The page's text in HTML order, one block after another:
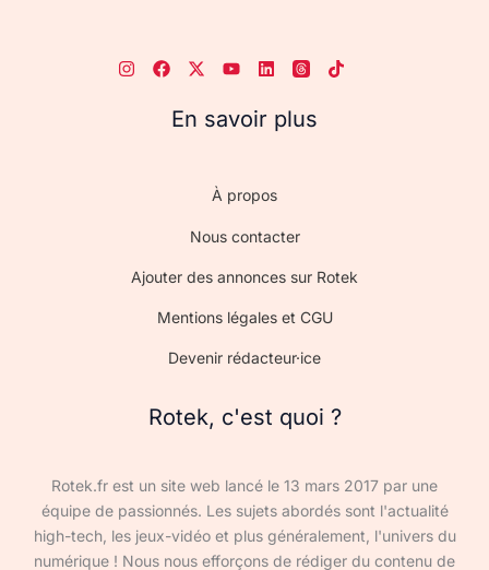
En savoir plus
À propos
Nous contacter
Ajouter des annonces sur Rotek
Mentions légales et CGU
Devenir rédacteur·ice
Rotek, c'est quoi ?
Rotek.fr est un site web lancé le 13 mars 2017 par une
équipe de passionnés. Les sujets abordés sont l'actualité
high-tech, les jeux-vidéo et plus généralement, l'univers du
numérique ! Nous nous efforçons de rédiger du contenu de